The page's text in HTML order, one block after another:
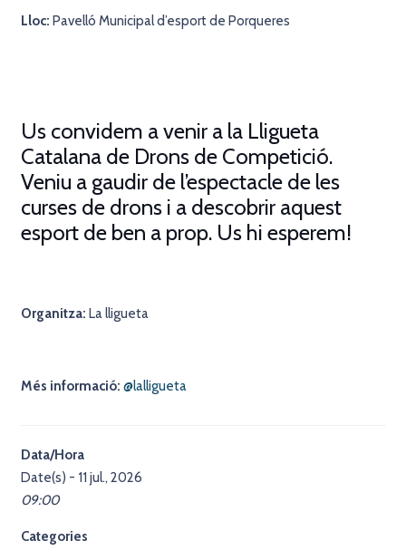
Lloc: Pavelló Municipal d’esport de Porqueres
Us convidem a venir a la Lligueta
Catalana de Drons de Competició.
Veniu a gaudir de l’espectacle de les
curses de drons i a descobrir aquest
esport de ben a prop. Us hi esperem!
Organitza: La lligueta
Més informació: @lalligueta
Data/Hora
Date(s) - 11 jul., 2026
09:00
Categories